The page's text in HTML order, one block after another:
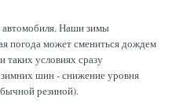
Наши зимы
погода может смениться дождем
условиях сразу
зимних шин - снижение уровня
резиной).